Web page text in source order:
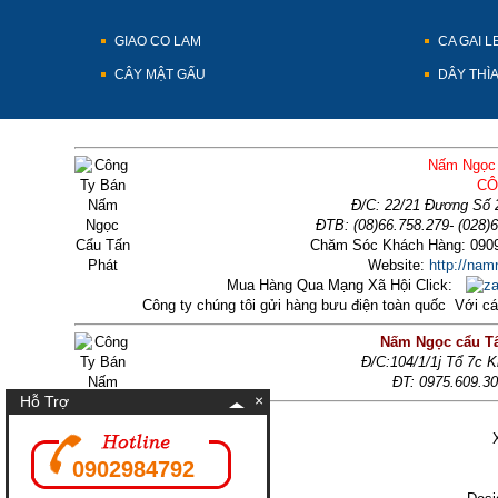
GIAO CO LAM CA GAI
CÂY MẬT GẤU DÂY
Nấm
Đ/C: 22/21 Đương Số
ĐTB: (08)66.758.279-
Chăm Sóc Khách Hàng:
Website: http://
Mua Hàng Qua Mạng Xã Hội Click:
Công ty chúng tôi gửi hàng bưu điện toàn quốc Với
Nấm Ngọc cẩu
Đ/C:104/1/1j Tổ 7c
ĐT:
Hỗ Trợ ×
0902984792